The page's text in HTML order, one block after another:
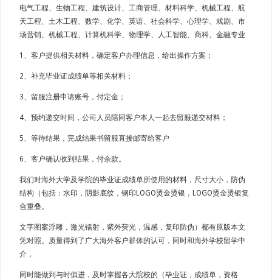
电气工程、生物工程、建筑设计、工商管理、材料科学、机械工程、航
天工程、土木工程、数学、化学、英语、社会科学、心理学、戏剧、市
场营销、机械工程、计算机科学、物理学、人工智能、商科、金融专业
1、客户提供相关材料，确定客户办理信息，给出操作方案；
2、补充毕业证成绩单等相关材料；
3、留服注册申请账号，付定金；
4、预约递交时间，公司人员陪同客户本人一起去留服递交材料；
5、等待结果，完成结果书留服直接邮寄给客户
6、客户确认收到结果，付余款。
我们对海外大学及学院的毕业证成绩单所使用的材料，尺寸大小，防伪
结构（包括：水印，阴影底纹，钢印LOGO烫金烫银，LOGO烫金烫银复
合重叠。
文字图案浮雕，激光镭射，紫外荧光，温感，复印防伪）都有原版本文
凭对照。质量得到了广大海外客户群体的认可，同时和海外学校留学中
介，
同时能做到与时俱进，及时掌握各大院校的（毕业证，成绩单，资格